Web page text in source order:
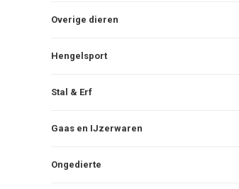
Overige dieren
Hengelsport
Stal & Erf
Gaas en IJzerwaren
Ongedierte